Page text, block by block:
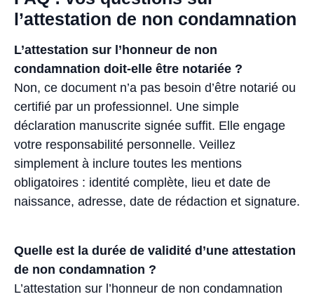
l’attestation de non condamnation
L’attestation sur l’honneur de non
condamnation doit-elle être notariée ?
Non, ce document n’a pas besoin d’être notarié ou
certifié par un professionnel. Une simple
déclaration manuscrite signée suffit. Elle engage
votre responsabilité personnelle. Veillez
simplement à inclure toutes les mentions
obligatoires : identité complète, lieu et date de
naissance, adresse, date de rédaction et signature.
Quelle est la durée de validité d’une attestation
de non condamnation ?
L’attestation sur l’honneur de non condamnation